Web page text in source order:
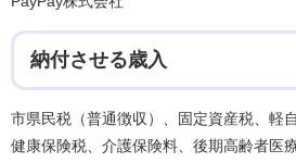
納付させる歳入
市県民税（普通徴収）、固定資産税、軽
健康保険税、介護保険料、後期高齢者医